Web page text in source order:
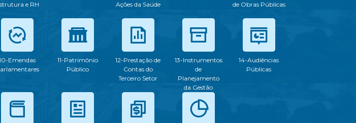
e RH
Ações da Saúde
de Obras Públicas
Emendas
11-Patrimônio
Público
12-Prestação de
Contas do
Terceiro Setor
13-Instrumentos
de
Planejamento
da Gestão
14-Audiências
Públicas